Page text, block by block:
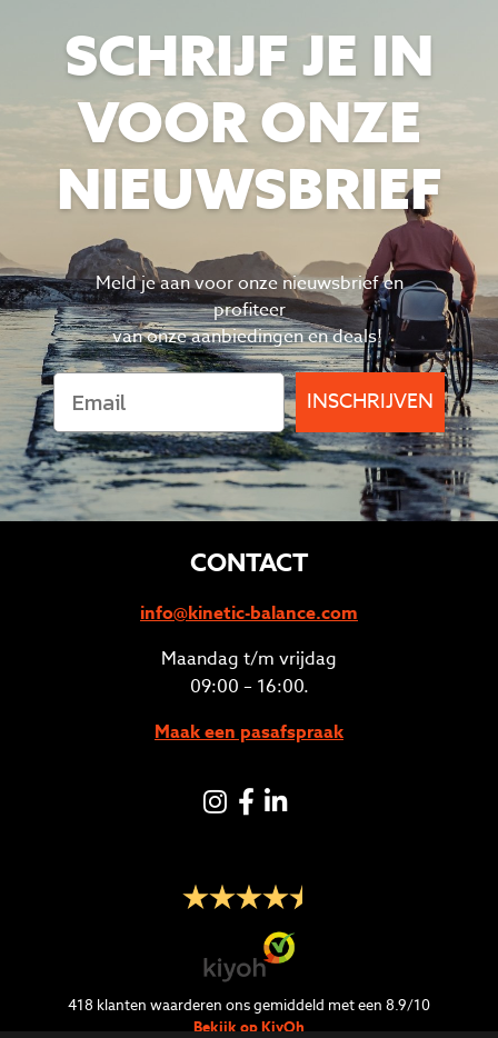
SCHRIJF JE IN
VOOR ONZE
NIEUWSBRIEF
Meld je aan voor onze nieuwsbrief en
profiteer
vanonze aanbiedingen en deals!
INSCHRIJVEN
CONTACT
info@kinetic-balance.com
Maandag t/m vrijdag
09:00 – 16:00.
Maak een pasafspraak
Instagram
Facebook
LinkedIN
418 klanten waarderen ons gemiddeld met een 8.9/10
Bekijk op KiyOh